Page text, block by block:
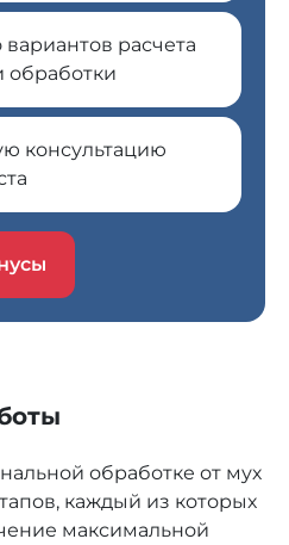
вариантов расчета
обработки
консультацию
обработке от мух
каждый из которых
максимальной